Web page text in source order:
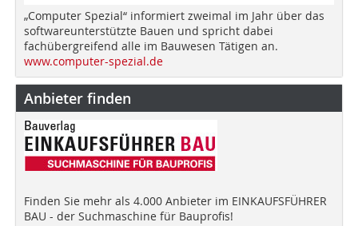
„Computer Spezial“ informiert zweimal im Jahr über das
softwareunterstützte Bauen und spricht dabei
fachübergreifend alle im Bauwesen Tätigen an.
www.computer-spezial.de
Anbieter finden
Finden Sie mehr als 4.000 Anbieter im EINKAUFSFÜHRER
BAU - der Suchmaschine für Bauprofis!